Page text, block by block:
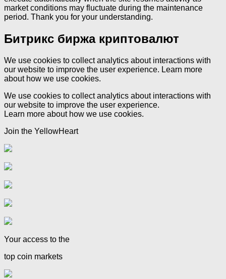
market conditions may fluctuate during the maintenance
period. Thank you for your understanding.
Битрикс биржа криптовалют
We use cookies to collect analytics about interactions with
our website to improve the user experience. Learn more
about how we use cookies.
We use cookies to collect analytics about interactions with
our website to improve the user experience.
Learn more about how we use cookies.
Join the YellowHeart
Your access to the
top coin markets